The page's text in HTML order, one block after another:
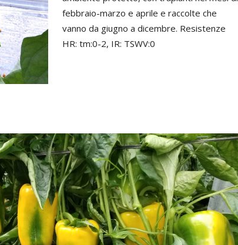
febbraio-marzo e aprile e raccolte che
vanno da giugno a dicembre. Resistenze
HR: tm:0-2, IR: TSWV:0